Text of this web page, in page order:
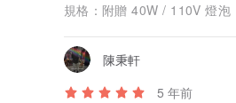
規格： 附贈 40W / 110V 燈泡
陳秉軒
5 年前